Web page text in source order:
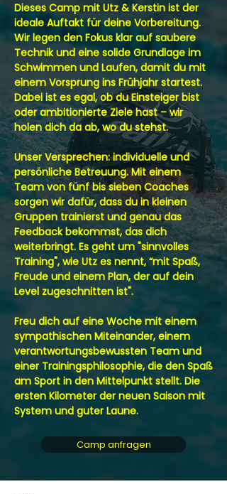
Dieses Camp mit Utz & Kerstin ist der
ideale Auftakt für deine Vorbereitung.
Wir legen den Fokus klar auf saubere
Technik und eine solide Grundlage im
Schwimmen und Laufen, damit du mit
einem Vorsprung ins Frühjahr startest.
Dabei ist es egal, ob du Einsteiger bist
oder ambitionierte Ziele hast – wir
holen dich da ab, wo du stehst.
Unser Versprechen: individuelle und
persönliche Betreuung. Mit einem
Team von fünf bis sieben Coaches
sorgen wir dafür, dass du in kleinen
Gruppen trainierst und genau das
Feedback bekommst, das dich
weiterbringt. Es geht um "sinnvolles
Training", wie Utz es nennt, “mit Spaß,
Freude und einem Plan, der auf dein
Level zugeschnitten ist".
Freu dich auf eine Woche mit einem
sympathischen Miteinander, einem
verantwortungsbewussten Team und
einer Trainingsphilosophie, die den Spaß
am Sport in den Mittelpunkt stellt. Die
ersten Kilometer der neuen Saison mit
System und guter Laune.
Camp anfragen